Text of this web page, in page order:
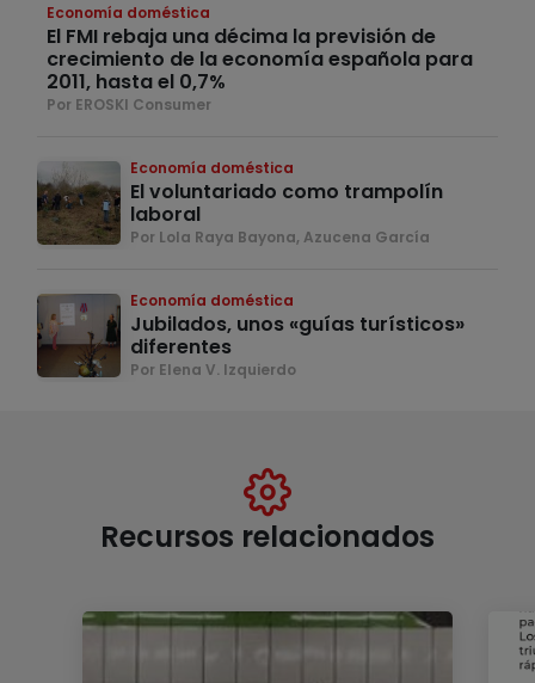
Economía doméstica
El FMI rebaja una décima la previsión de
crecimiento de la economía española para
2011, hasta el 0,7%
Por EROSKI Consumer
Economía doméstica
El voluntariado como trampolín
laboral
Por Lola Raya Bayona, Azucena García
Economía doméstica
Jubilados, unos «guías turísticos»
diferentes
Por Elena V. Izquierdo
Recursos relacionados